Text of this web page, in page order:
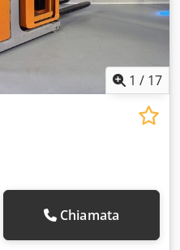
1 / 17
Chiamata